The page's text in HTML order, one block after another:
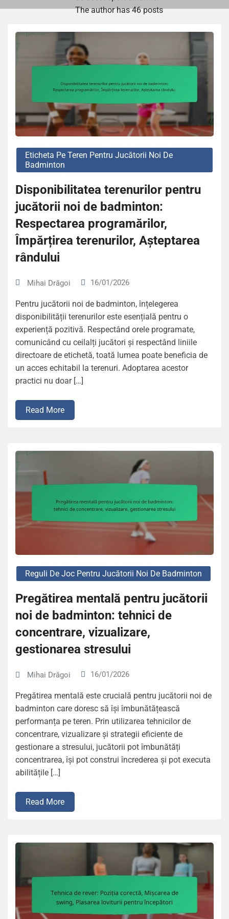
The author has 46 posts
Eticheta Pe Teren Pentru Jucătorii Noi De
Badminton
Disponibilitatea terenurilor pentru
jucătorii noi de badminton:
Respectarea programărilor,
Împărțirea terenurilor, Așteptarea
rândului
Mihai Drăgoi 16/01/2026
Pentru jucătorii noi de badminton, înțelegerea
disponibilității terenurilor este esențială pentru o
experiență pozitivă. Respectând orele programate,
comunicând cu ceilalți jucători și respectând liniile
directoare de etichetă, toată lumea poate beneficia de
un acces echitabil la terenuri. Adoptarea acestor
practici nu doar […]
Read More
Reguli De Joc Pentru Jucătorii Noi De Badminton
Pregătirea mentală pentru jucătorii
noi de badminton: tehnici de
concentrare, vizualizare,
gestionarea stresului
Mihai Drăgoi 16/01/2026
Pregătirea mentală este crucială pentru jucătorii noi de
badminton care doresc să își îmbunătățească
performanța pe teren. Prin utilizarea tehnicilor de
concentrare, vizualizare și strategii eficiente de
gestionare a stresului, jucătorii pot îmbunătăți
concentrarea, își pot construi încrederea și pot executa
abilitățile […]
Read More